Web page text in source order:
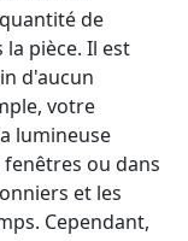
de
pièce. Il est
d'aucun
votre
lumineuse
ou dans
et les
Cependant,